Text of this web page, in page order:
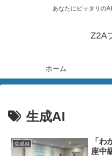
あなたにピッタリの
Z2A
ホーム
生成AI
生成AI
「
座中